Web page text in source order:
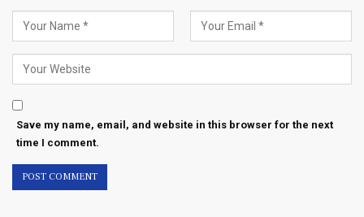
Save my name, email, and website in this browser for the next
time I comment.